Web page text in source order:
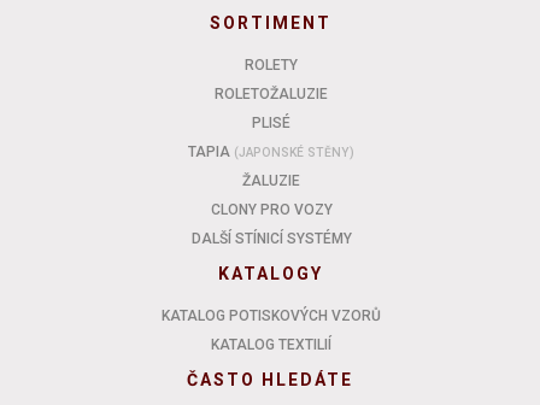
SORTIMENT
ROLETY
ROLETOŽALUZIE
PLISÉ
TAPIA (JAPONSKÉ STĚNY)
ŽALUZIE
CLONY PRO VOZY
DALŠÍ STÍNICÍ SYSTÉMY
KATALOGY
KATALOG POTISKOVÝCH VZORŮ
KATALOG TEXTILIÍ
ČASTO HLEDÁTE